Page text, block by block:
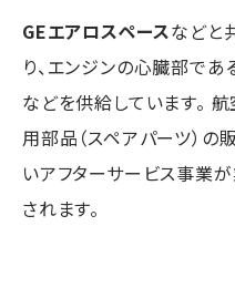
GEエアロスペースなどと
り、エンジンの心臓部であ
などを供給しています。
用部品（スペアパーツ）
いアフターサービス事業
されます。